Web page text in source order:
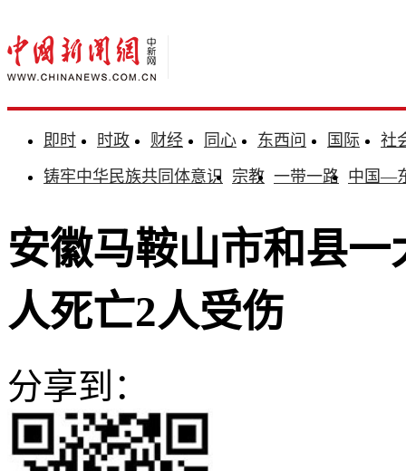
即时 时政 财经 同心 东西问 国际
社
铸牢中华民族共同体意识 宗教 一带一路 中国—
安徽马鞍山市和县
人死亡2人受伤
分享到：